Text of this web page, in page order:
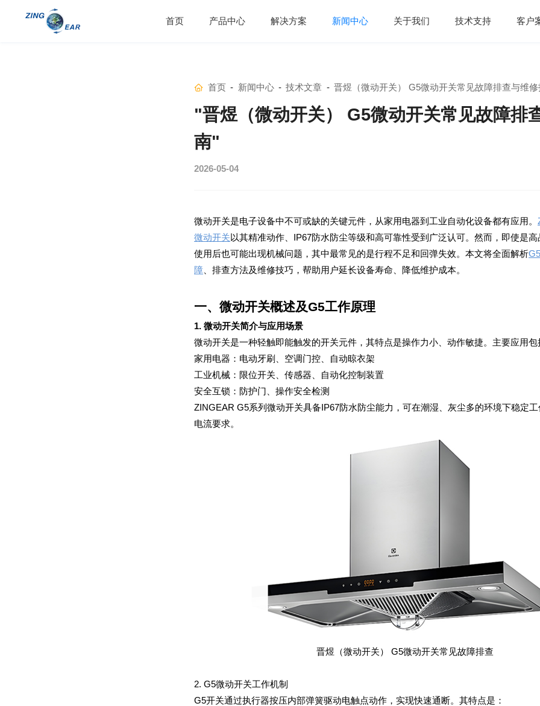
首页 产品中心 解决方案 新闻中心 关于我们 技术支持 客户
首页 - 新闻中心 - 技术文章 - 晋煜（微动开关） G5微动开关常见故障排查与维
南"
2026-05-04
微动开关是电子设备中不可或缺的关键元件，从家用电器到工业自动化设备都有应用。
微动开关
使用后也可能出现机械问题，其中最常见的是行程不足和回弹失效。本文将全面解析
障 、排查方法及维修技巧，帮助用户延长设备寿命、降低维护成本。
一、微动开关概述及G5工作原理
1. 微动开关简介与应用场景
微动开关是一种轻触即能触发的开关元件，其特点是操作力小、动作敏捷。主要应用包
家用电器：电动牙刷、空调门控、自动晾衣架
工业机械：限位开关、传感器、自动化控制装置
安全互锁：防护门、操作安全检测
电流要求。
晋煜（微动开关） G5微动开关常见故障排查
2. G5微动开关工作机制
G5开关通过执行器按压内部弹簧驱动电触点动作，实现快速通断。其特点是：